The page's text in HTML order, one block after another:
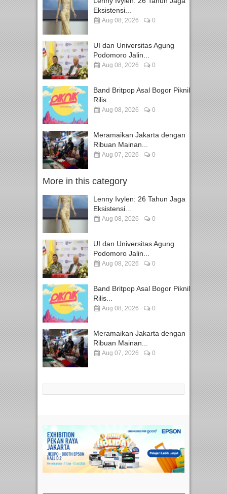
Eksistensi...
Aug 08, 2026 0
UI dan Universitas Agung
Podomoro Jalin...
Aug 08, 2026 0
Band Britpop Asal Bogor Piknik
Rilis...
Aug 08, 2026 0
Meramaikan Jakarta dengan
Ribuan Mainan...
Aug 07, 2026 0
More in this category
Lenny Ivylen: 26 Tahun Jaga
Eksistensi...
Aug 08, 2026 0
UI dan Universitas Agung
Podomoro Jalin...
Aug 08, 2026 0
Band Britpop Asal Bogor Piknik
Rilis...
Aug 08, 2026 0
Meramaikan Jakarta dengan
Ribuan Mainan...
Aug 07, 2026 0